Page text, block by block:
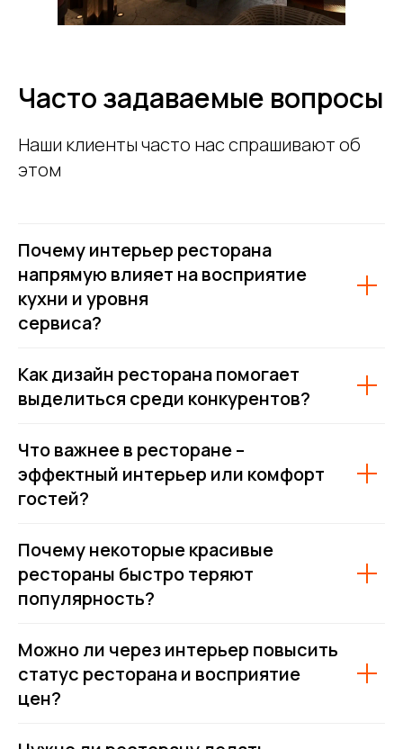
Часто задаваемые вопросы
Наши клиенты часто нас спрашивают об
этом
Почему интерьер ресторана
напрямую влияет на восприятие
кухни и уровня
сервиса?
Как дизайн ресторана помогает
выделиться среди конкурентов?
Что важнее в ресторане –
эффектный интерьер или комфорт
гостей?
Почему некоторые красивые
рестораны быстро теряют
популярность?
Можно ли через интерьер повысить
статус ресторана и восприятие
цен?